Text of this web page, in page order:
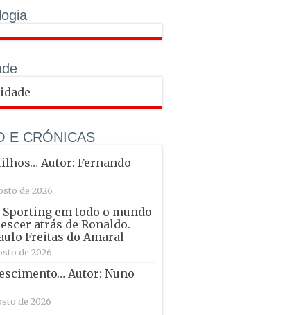
E CRÓNICAS
Autor: Fernando
de 2026
Sporting em todo o mundo
atrás de Ronaldo.
Freitas do Amaral
de 2026
Autor: Nuno
de 2026